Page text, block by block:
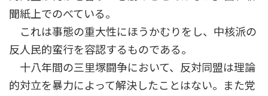
聞紙上でのべている。
これは事態の重大性にほうかむりをし、中核派の
反人民的蛮行を容認するものである。
十八年間の三里塚闘争において、反対同盟は理論
的対立を暴力によって解決したことはない。また党